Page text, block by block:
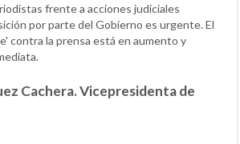
frente a acciones judiciales
por parte del Gobierno es urgente. El
contra la prensa está en aumento y
Cachera. Vicepresidenta de